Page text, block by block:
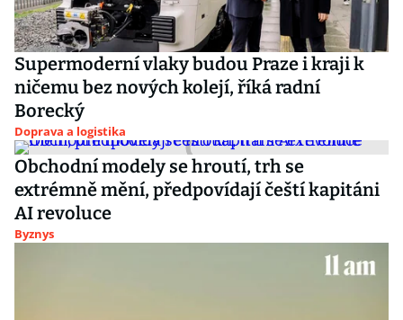
Supermoderní vlaky budou Praze i kraji k
ničemu bez nových kolejí, říká radní
Borecký
Doprava a logistika
Obchodní modely se hroutí, trh se
extrémně mění, předpovídají čeští kapitáni
AI revoluce
Byznys